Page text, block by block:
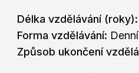
Délka vzdělávání (roky):
Forma vzdělávání:
Způsob ukončení